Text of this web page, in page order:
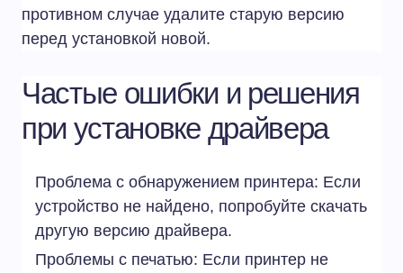
противном случае удалите старую версию
перед установкой новой.
Частые ошибки и решения
при установке драйвера
Проблема с обнаружением принтера: Если
устройство не найдено, попробуйте скачать
другую версию драйвера.
Проблемы с печатью: Если принтер не